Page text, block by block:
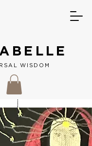
W ISDOM